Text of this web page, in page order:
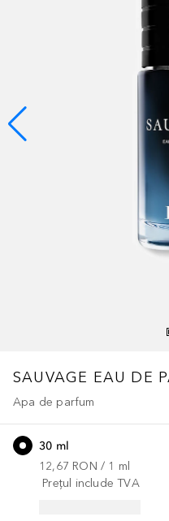
SAUVAGE EAU DE
Apa de parfum
30 ml
12,67 RON / 1 ml
Prețul include TVA